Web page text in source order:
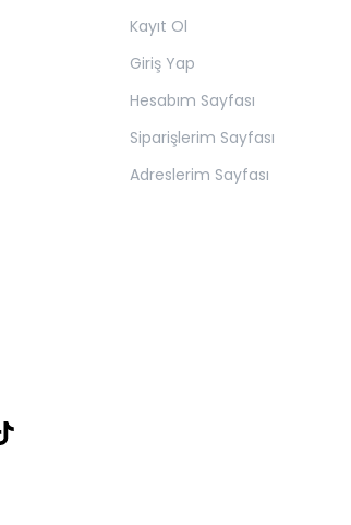
Kayıt Ol
Giriş Yap
Hesabım Sayfası
Siparişlerim Sayfası
Adreslerim Sayfası